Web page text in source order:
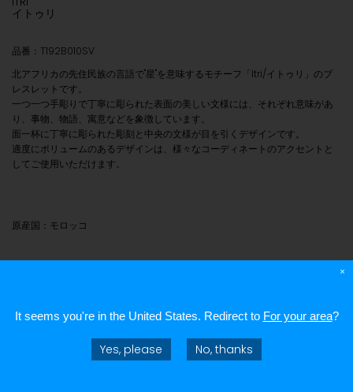
It seems you're in the United States. Redirect to For your area?
Yes, please No, thanks
×
イトゥリ
品番：T192B010SV
北アフリカの先住民族の言語で"星"を意味するモチーフ「Itri/イトゥリ」のブ
レスレットです。
一つ一つ手彫りで丁寧に彫られた表面の美しい文様には、それぞれ意味があ
り、事物、物語、寓意などを象徴しています。
面一杯に丁寧に彫られた彫刻と中央の文様が目を引くデザインです。
適度にボリュームのあるデザインは、様々なコーディネートのアクセントと
してご使用いただけます。
原産国：モロッコ
※1点1点ハンドメイドになりますので、サイズに多少のばらつき・小傷が生じ
ることを予めご了承ください。表記のサイズはあくまでも目安となります。